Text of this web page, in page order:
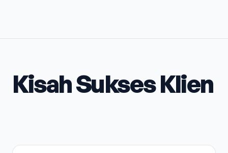
Kisah Sukses Klien